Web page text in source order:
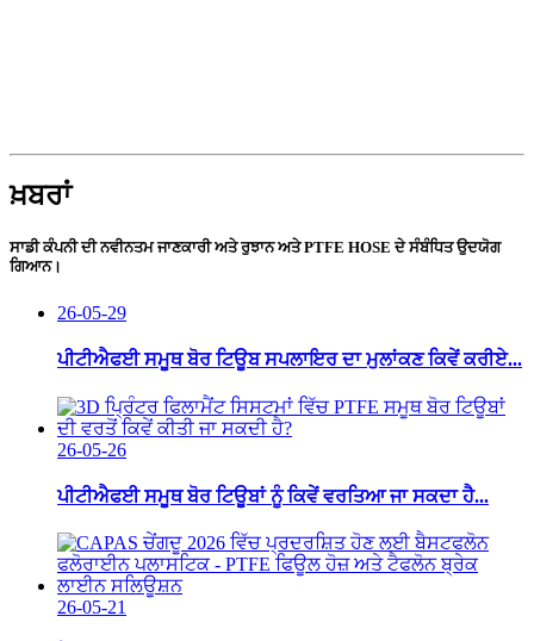
ਖ਼ਬਰਾਂ
ਸਾਡੀ ਕੰਪਨੀ ਦੀ ਨਵੀਨਤਮ ਜਾਣਕਾਰੀ ਅਤੇ ਰੁਝਾਨ ਅਤੇ PTFE HOSE ਦੇ ਸੰਬੰਧਿਤ ਉਦਯੋਗ
ਗਿਆਨ।
26-05-29
ਪੀਟੀਐਫਈ ਸਮੂਥ ਬੋਰ ਟਿਊਬ ਸਪਲਾਇਰ ਦਾ ਮੁਲਾਂਕਣ ਕਿਵੇਂ ਕਰੀਏ...
26-05-26
ਪੀਟੀਐਫਈ ਸਮੂਥ ਬੋਰ ਟਿਊਬਾਂ ਨੂੰ ਕਿਵੇਂ ਵਰਤਿਆ ਜਾ ਸਕਦਾ ਹੈ...
26-05-21